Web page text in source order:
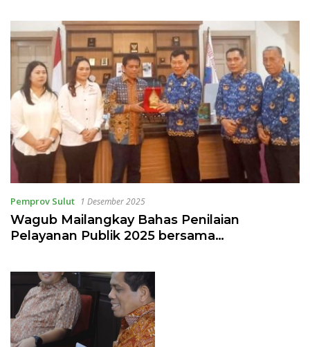
Pemprov Sulut 1 Desember 2025
Wagub Mailangkay Bahas Penilaian
Pelayanan Publik 2025 bersama